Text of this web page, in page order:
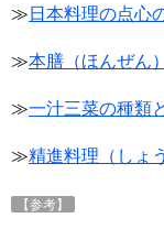
≫ 日本料理の点心
≫本膳（ほんぜん
≫一汁三菜の種類
≫精進料理（しょ
【参考】